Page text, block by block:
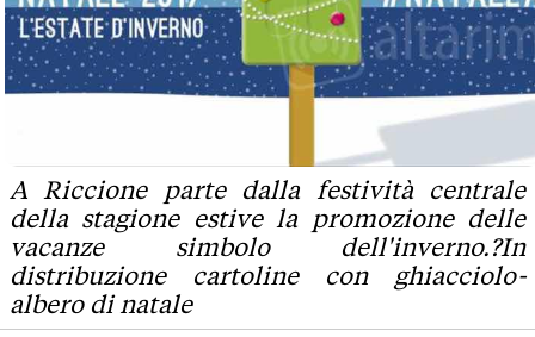
A Riccione parte dalla festività centrale
della stagione estive la promozione delle
vacanze simbolo dell'inverno.?In
distribuzione cartoline con ghiacciolo-
albero di natale